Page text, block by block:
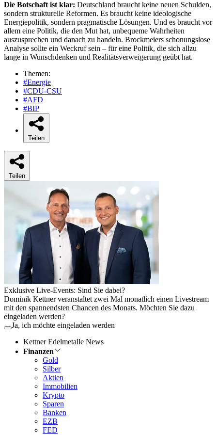
Die Botschaft ist klar: Deutschland braucht keine neuen Schulden,
sondern strukturelle Reformen. Es braucht keine ideologische
Energiepolitik, sondern pragmatische Lösungen. Und es braucht vor
allem eine Politik, die den Mut hat, unbequeme Wahrheiten
auszusprechen und danach zu handeln. Brockmeiers schonungslose
Analyse sollte ein Weckruf sein – für eine Politik, die sich allzu
lange in Wunschdenken und Realitätsverweigerung geübt hat.
Themen:
#Energie
#CDU-CSU
#AFD
#BIP
Teilen
Teilen
Exklusive Live-Events: Sind Sie dabei?
Dominik Kettner veranstaltet zwei Mal monatlich einen Livestream
mit den spannendsten Chancen des Monats. Möchten Sie dazu
eingeladen werden?
Ja, ich möchte eingeladen werden
Kettner Edelmetalle News
Finanzen
Gold
Silber
Aktien
Immobilien
Krypto
Sparen
Banken
EZB
FED